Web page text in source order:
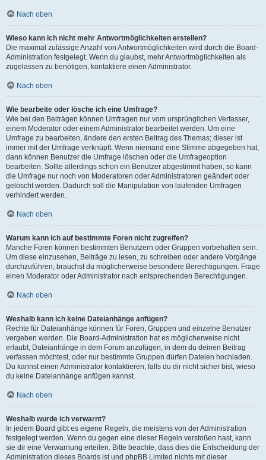
Nach oben
Wieso kann ich nicht mehr Antwortmöglichkeiten erstellen?
Die maximal zulässige Anzahl von Antwortmöglichkeiten wird durch die Board-
Administration festgelegt. Wenn du glaubst, mehr Antwortmöglichkeiten als
zugelassen zu benötigen, kontaktiere einen Administrator.
Nach oben
Wie bearbeite oder lösche ich eine Umfrage?
Wie bei den Beiträgen können Umfragen nur vom ursprünglichen Verfasser,
einem Moderator oder einem Administrator bearbeitet werden. Um eine
Umfrage zu bearbeiten, ändere den ersten Beitrag des Themas; dieser ist
immer mit der Umfrage verknüpft. Wenn niemand eine Stimme abgegeben hat,
dann können Benutzer die Umfrage löschen oder die Umfrageoption
bearbeiten. Sollte allerdings schon ein Benutzer abgestimmt haben, so kann
die Umfrage nur noch von Moderatoren oder Administratoren geändert oder
gelöscht werden. Dadurch soll die Manipulation von laufenden Umfragen
verhindert werden.
Nach oben
Warum kann ich auf bestimmte Foren nicht zugreifen?
Manche Foren können bestimmten Benutzern oder Gruppen vorbehalten sein.
Um diese einzusehen, Beiträge zu lesen, zu schreiben oder andere Vorgänge
durchzuführen, brauchst du möglicherweise besondere Berechtigungen. Frage
einen Moderator oder Administrator nach entsprechenden Berechtigungen.
Nach oben
Weshalb kann ich keine Dateianhänge anfügen?
Rechte für Dateianhänge können für Foren, Gruppen und einzelne Benutzer
vergeben werden. Die Board-Administration hat es möglicherweise nicht
erlaubt, Dateianhänge in dem Forum anzufügen, in dem du deinen Beitrag
verfassen möchtest, oder nur bestimmte Gruppen dürfen Dateien hochladen.
Du kannst einen Administrator kontaktieren, falls du dir nicht sicher bist, wieso
du keine Dateianhänge anfügen kannst.
Nach oben
Weshalb wurde ich verwarnt?
In jedem Board gibt es eigene Regeln, die meistens von der Administration
festgelegt werden. Wenn du gegen eine dieser Regeln verstoßen hast, kann
sie dir eine Verwarnung erteilen. Bitte beachte, dass dies die Entscheidung der
Administration dieses Boards ist und phpBB Limited nichts mit dieser